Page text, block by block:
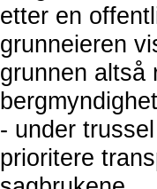
etter en
grunneieren
grunnen altså
- under
prioritere